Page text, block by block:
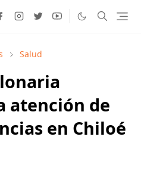
Salud
atención de
en Chiloé